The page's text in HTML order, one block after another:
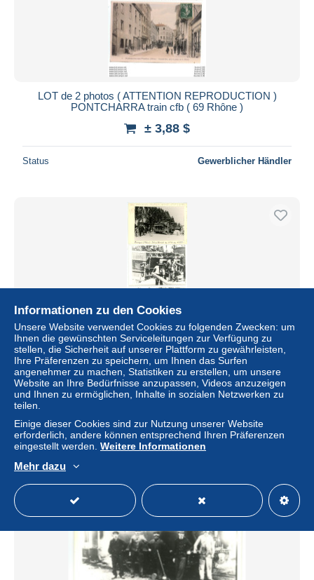
LOT de 2 photos ( ATTENTION REPRODUCTION )
PONTCHARRA train cfb ( 69 Rhône )
± 3,88 $
Status Gewerblicher Händler
REPRODUCTION PHOTO déraillement du train
locomotive CFB le 6 Août 1923 à GRANDS MOULINS
LIERGUES GLEIZE 69 RHONE
± 14,23 $
Status Gewerblicher Händler
Informationen zu den Cookies
Unsere Website verwendet Cookies zu folgenden Zwecken: um
Ihnen die gewünschten Serviceleitungen zur Verfügung zu
stellen, die Sicherheit auf unserer Plattform zu gewährleisten,
Ihre Präferenzen zu speichern, um Ihnen das Surfen
angenehmer zu machen, Statistiken zu erstellen, um unsere
Website an Ihre Bedürfnisse anzupassen, Videos anzuzeigen
und Ihnen zu ermöglichen, Inhalte in sozialen Netzwerken zu
teilen.
Einige dieser Cookies sind zur Nutzung unserer Website
erforderlich, andere können entsprechend Ihren Präferenzen
eingestellt werden. Weitere Informationen
Mehr dazu